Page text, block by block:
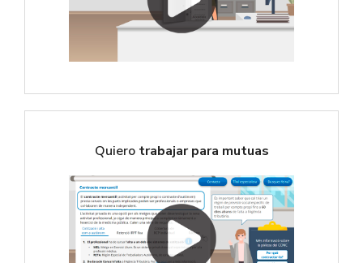
Quiero trabajar para mutuas